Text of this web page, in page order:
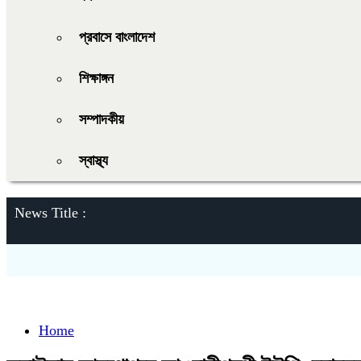
প্রবাসে বাংলাদেশ
শিক্ষাঙ্গন
সম্পাদকীয়
স্বাস্থ্য
News Title :
Home